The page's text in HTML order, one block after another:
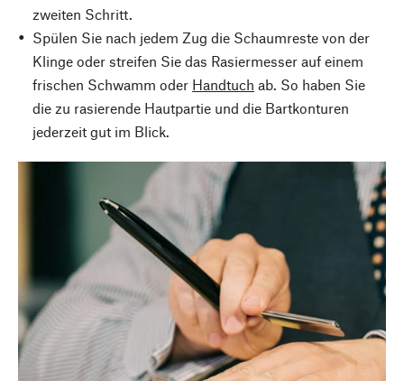
zweiten Schritt.
Spülen Sie nach jedem Zug die Schaumreste von der
Klinge oder streifen Sie das Rasiermesser auf einem
frischen Schwamm oder Handtuch ab. So haben Sie
die zu rasierende Hautpartie und die Bartkonturen
jederzeit gut im Blick.